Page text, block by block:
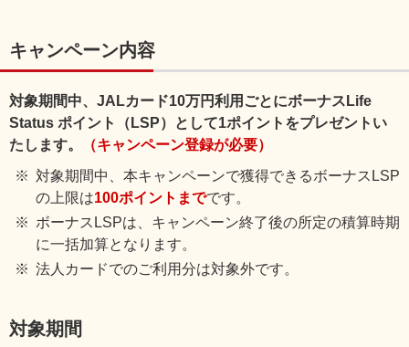
キャンペーン内容
対象期間中、JALカード10万円利用ごとにボーナスLife
Status ポイント（LSP）として1ポイントをプレゼントい
たします。
（キャンペーン登録が必要）
対象期間中、本キャンペーンで獲得できるボーナスLSP
の上限は100ポイントまでです。
ボーナスLSPは、キャンペーン終了後の所定の積算時期
に一括加算となります。
法人カードでのご利用分は対象外です。
対象期間